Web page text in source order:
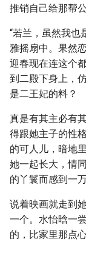
推销自己给那帮
“若兰，虽然我也
雅摇扇中。果然
迎春现在连这个
到二殿下身上，
是二王妃的料？
真是有其主必有
得跟她主子的性
的可人儿，暗地
她一起长大，情
的丫鬟而感到一
说着映画就走到
一个。水怡晗一
的，比家里那点